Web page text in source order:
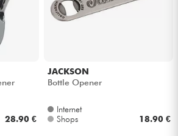
28.90 €
JACKSON
Bottle Opener
Internet
Shops
18.90 €